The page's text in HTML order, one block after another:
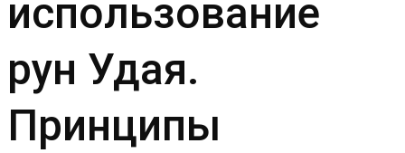
использование
рун Удая.
Принципы